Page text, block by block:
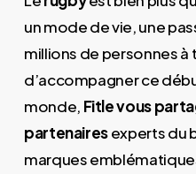
un mode de vie, une
millions de personnes
d’accompagner ce
monde, Fitle vous
partenairesexperts du
marques